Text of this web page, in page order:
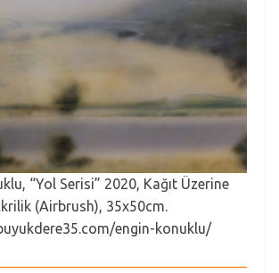
“Yol Serisi” 2020, Kağıt Üzerine
(Airbrush), 35x50cm.
engin-konuklu/